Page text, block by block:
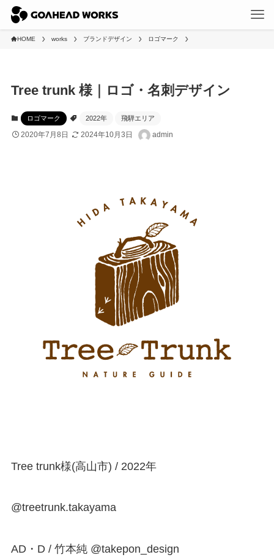
HOME works ブランドデザイン ロゴマーク
Tree trunk 様｜ロゴ・名刺デザイン
ロゴマーク 2022年 飛騨エリア
2020年7月8日 2024年10月3日 admin
Tree trunk様(高山市) / 2022年
@treetrunk.takayama
AD・D / 竹本純 @takepon_design